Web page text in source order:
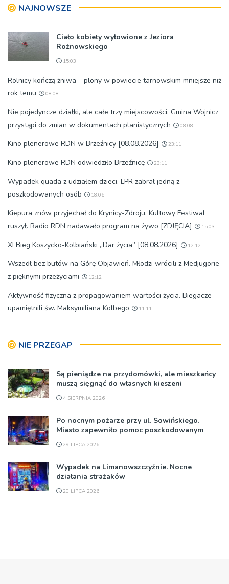
NAJNOWSZE
Ciało kobiety wyłowione z Jeziora
Rożnowskiego
15:03
Rolnicy kończą żniwa – plony w powiecie tarnowskim mniejsze niż
rok temu
08:08
Nie pojedyncze działki, ale całe trzy miejscowości. Gmina Wojnicz
przystąpi do zmian w dokumentach planistycznych
08:08
Kino plenerowe RDN w Brzeźnicy [08.08.2026] 23:11
Kino plenerowe RDN odwiedziło Brzeźnicę 23:11
Wypadek quada z udziałem dzieci. LPR zabrał jedną z
poszkodowanych osób
18:06
Kiepura znów przyjechał do Krynicy-Zdroju. Kultowy Festiwal
ruszył. Radio RDN nadawało program na żywo [ZDJĘCIA]
15:03
XI Bieg Koszycko-Kolbiański „Dar życia” [08.08.2026] 12:12
Wszedł bez butów na Górę Objawień. Młodzi wrócili z Medjugorie
z pięknymi przeżyciami
12:12
Aktywność fizyczna z propagowaniem wartości życia. Biegacze
upamiętnili św. Maksymiliana Kolbego
11:11
NIE PRZEGAP
Są pieniądze na przydomówki, ale mieszkańcy
muszą sięgnąć do własnych kieszeni
4 SIERPNIA 2026
Po nocnym pożarze przy ul. Sowińskiego.
Miasto zapewniło pomoc poszkodowanym
29 LIPCA 2026
Wypadek na Limanowszczyźnie. Nocne
działania strażaków
20 LIPCA 2026